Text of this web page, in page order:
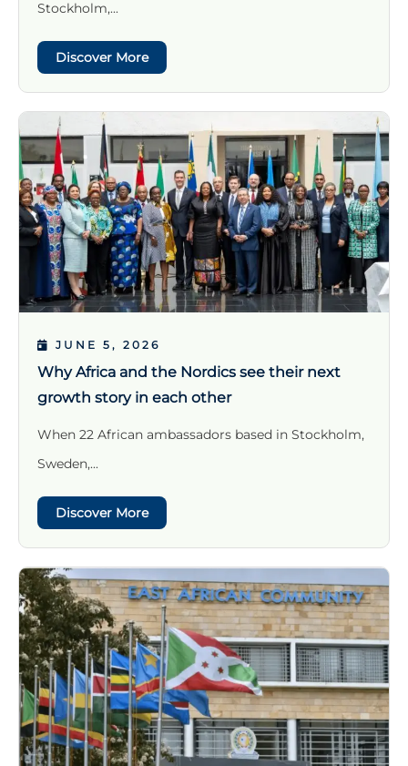
Stockholm,...
Discover More
JUNE 5, 2026
Why Africa and the Nordics see their next
growth story in each other
When 22 African ambassadors based in Stockholm,
Sweden,...
Discover More